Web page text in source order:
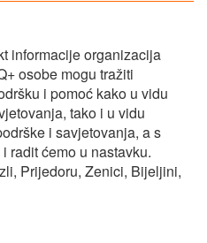
informacije organizacija
osobe mogu tražiti
i pomoć kako u vidu
tako i u vidu
i savjetovanja, a s
radit ćemo u nastavku.
Prijedoru, Zenici, Bijeljini,